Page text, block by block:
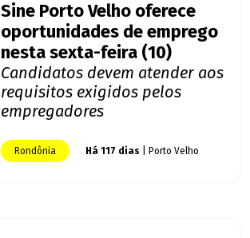
Sine Porto Velho oferece
oportunidades de emprego
nesta sexta-feira (10)
Candidatos devem atender aos
requisitos exigidos pelos
empregadores
Rondônia Há 117 dias | Porto Velho